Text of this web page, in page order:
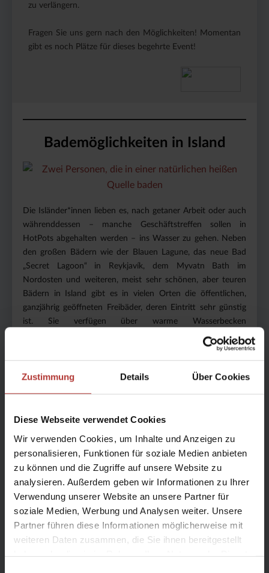
Zustimmung Details Über Cookies
Diese Webseite verwendet Cookies
Wir verwenden Cookies, um Inhalte und Anzeigen zu
personalisieren, Funktionen für soziale Medien anbieten
zu können und die Zugriffe auf unsere Website zu
analysieren. Außerdem geben wir Informationen zu Ihrer
Verwendung unserer Website an unsere Partner für
soziale Medien, Werbung und Analysen weiter. Unsere
Partner führen diese Informationen möglicherweise mit
weiteren Daten zusammen, die Sie ihnen bereitgestellt
zu verlängern.
Fragen Sie uns gern nach den Möglichkeiten! Momentan
gibt es noch Plätze für dieses begehrte Event!
Bademöglichkeiten in Island
Die Isländer*innen lieben es, nach getaner Arbeit oder auch
währenddessen – manche Geschäftstreffen sollen in
HotPots abgehalten werden – ins Wasser zu gehen. Neben
den großen Bädern wie der Blauen Lagune, das neue Bad
„Secret Lagoon“ in Reykjavík, dem Myvatn Bath im
Nordosten und weiteren, meist sehr schönen, aber teuren
Bädern in Island gibt es in vielen Orten die öffentlichen,
ganzjährig geöffneten Freibäder, deren Eintritt sehr günstig
ist. Sie verfügen über warme Wasserbecken
unterschiedlicher Temperatur und sind oft auch mit einer
Sauna ausgestattet, die ohne Extrakosten aufgesucht
werden kann.
Perlan, der auch mit dem Stadtbus erreichbar ist. Das
von Häusern in Reykjavík erwärmt hat. Für umgerechnet ca.
6 Euro können Sie sich hier ins Badevergnügen stürzen!
Zum Badestrand
Im ganzen Land finden sich auch kleine HotPots, warme